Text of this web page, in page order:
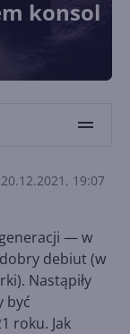
konsol
20.12.2021, 19:07
— w
debiut (w
Nastąpiły
być
roku. Jak